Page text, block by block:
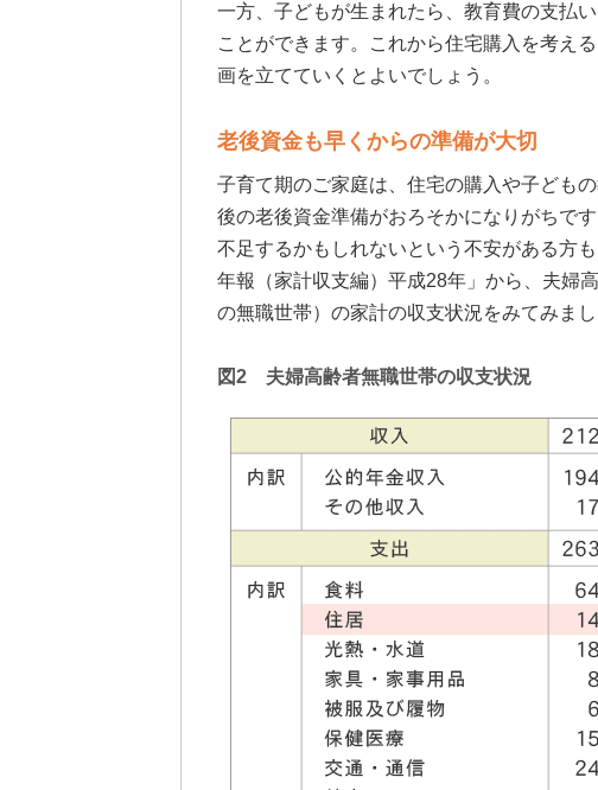
一方、子どもが生まれたら、教育費の支払
ことができます。これから住宅購入を考え
画を立てていくとよいでしょう。
老後資金も早くからの準備が大切
子育て期のご家庭は、住宅の購入や子ども
後の老後資金準備がおろそかになりがちで
不足するかもしれないという不安がある方
年報（家計収支編）平成28年」から、夫婦
の無職世帯）の家計の収支状況をみてみまし
図2 夫婦高齢者無職世帯の収支状況